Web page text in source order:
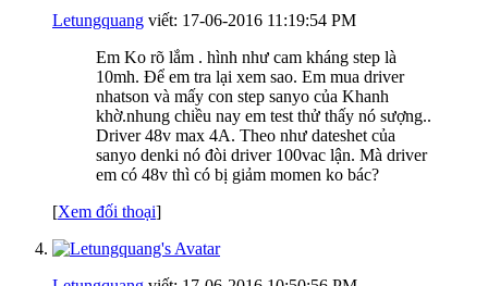
Letungquang viết: 17-06-2016 11:19:54 PM
Em Ko rõ lắm . hình như cam kháng step là
10mh. Để em tra lại xem sao. Em mua driver
nhatson và mấy con step sanyo của Khanh
khờ.nhung chiều nay em test thử thấy nó sượng..
Driver 48v max 4A. Theo như dateshet của
sanyo denki nó đòi driver 100vac lận. Mà driver
em có 48v thì có bị giảm momen ko bác?
[Xem đối thoại]